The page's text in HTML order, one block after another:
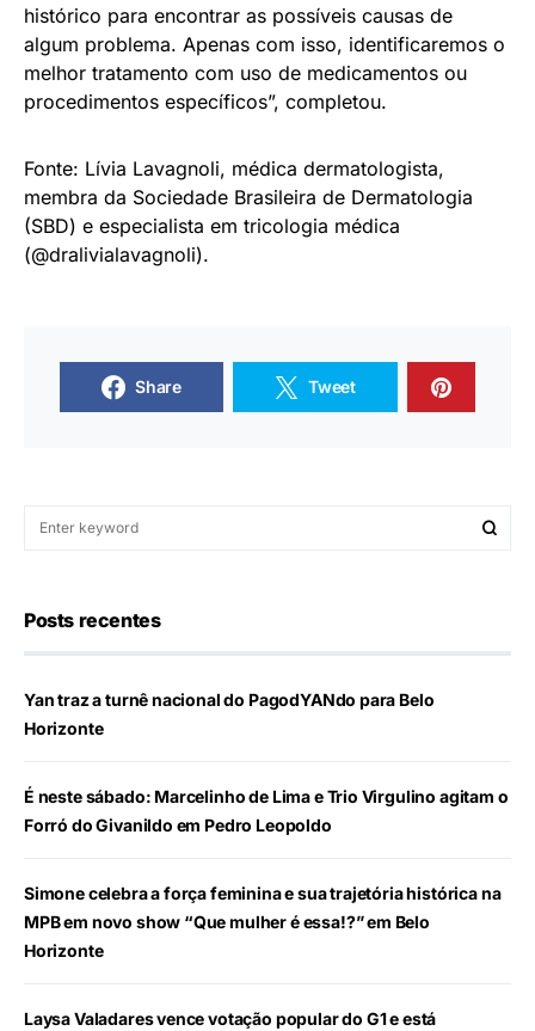
histórico para encontrar as possíveis causas de
algum problema. Apenas com isso, identificaremos o
melhor tratamento com uso de medicamentos ou
procedimentos específicos”, completou.
Fonte: Lívia Lavagnoli, médica dermatologista,
membra da Sociedade Brasileira de Dermatologia
(SBD) e especialista em tricologia médica
(@dralivialavagnoli).
Share Tweet
Posts recentes
Yan traz a turnê nacional do PagodYANdo para Belo
Horizonte
É neste sábado: Marcelinho de Lima e Trio Virgulino agitam o
Forró do Givanildo em Pedro Leopoldo
Simone celebra a força feminina e sua trajetória histórica na
MPB em novo show “Que mulher é essa!?” em Belo
Horizonte
Laysa Valadares vence votação popular do G1 e está